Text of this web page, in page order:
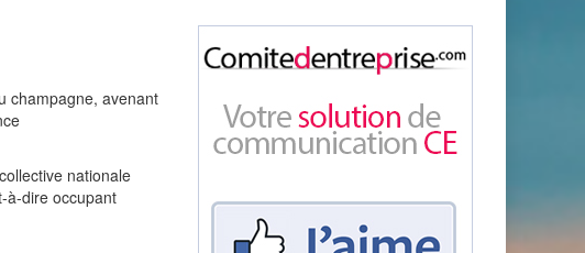
champagne, avenant
nationale
à-dire occupant